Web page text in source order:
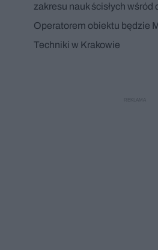
zakresu nauk ścisłych wśród
Operatorem obiektu będzie
Techniki w Krakowie